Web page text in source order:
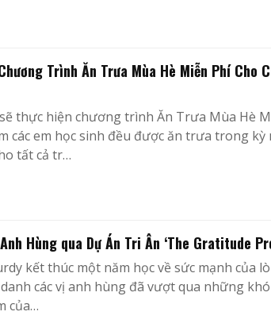
Trình Ăn Trưa Mùa Hè Miễn Phí Cho
thực hiện chương trình Ăn Trưa Mùa Hè
các em học sinh đều được ăn trưa trong kỳ
tất cả tr…
Hùng qua Dự Án Tri Ân ‘The Gratitude
kết thúc một năm học về sức mạnh của
các vị anh hùng đã vượt qua những
của…